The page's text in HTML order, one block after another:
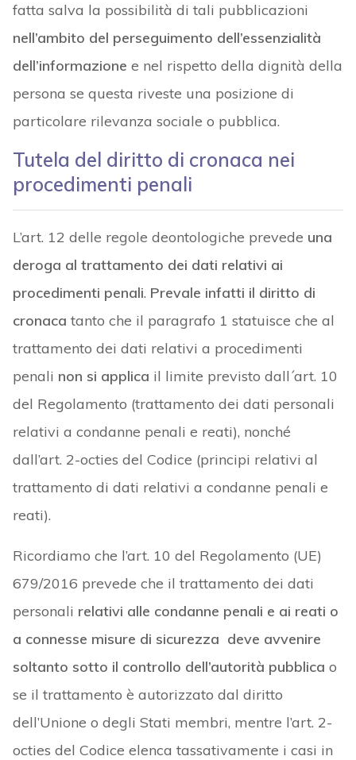
fatta salva la possibilità di tali pubblicazioni
nell’ambito del perseguimento dell’essenzialità
dell’informazione e nel rispetto della dignità della
persona se questa riveste una posizione di
particolare rilevanza sociale o pubblica.
Tutela del diritto di cronaca nei
procedimenti penali
L’art. 12 delle regole deontologiche prevede una
deroga al trattamento dei dati relativi ai
procedimenti penali. Prevale infatti il diritto di
cronaca tanto che il paragrafo 1 statuisce che al
trattamento dei dati relativi a procedimenti
penali non si applica il limite previsto dall´art. 10
del Regolamento (trattamento dei dati personali
relativi a condanne penali e reati), nonché
dall’art. 2-octies del Codice (principi relativi al
trattamento di dati relativi a condanne penali e
reati).
Ricordiamo che l’art. 10 del Regolamento (UE)
679/2016 prevede che il trattamento dei dati
personali relativi alle condanne penali e ai reati o
a connesse misure di sicurezza deve avvenire
soltanto sotto il controllo dell’autorità pubblica o
se il trattamento è autorizzato dal diritto
dell’Unione o degli Stati membri, mentre l’art. 2-
octies del Codice elenca tassativamente i casi in